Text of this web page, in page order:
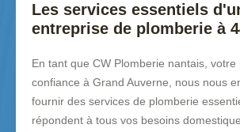
Les services essentiels
entreprise de plomberie à
En tant que CW Plomberie nantais, votre
confiance à Grand Auverne, nous nous
fournir des services de plomberie
répondent à tous vos besoins